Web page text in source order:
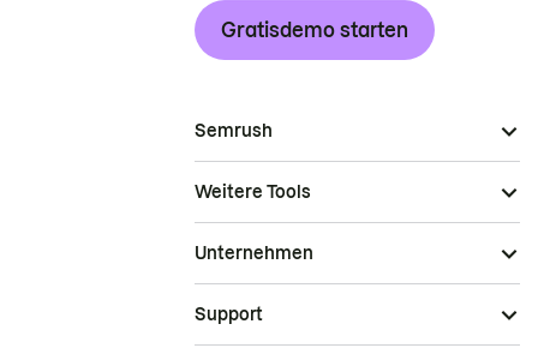
Gratisdemo starten
Semrush
Weitere Tools
Unternehmen
Support